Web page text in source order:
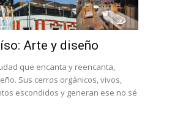
Arte y diseño
que encanta y reencanta,
Sus cerros orgánicos, vivos,
escondidos y generan ese no sé